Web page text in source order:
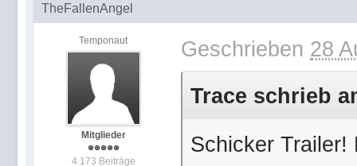
TheFallenAngel
Temponaut
Mitglieder
4.173 Beiträge
Geschrieben 28
Trace schrieb
Schicker Trailer!